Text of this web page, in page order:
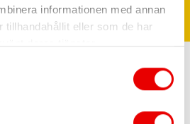
informationen med annan
tillhandahållit eller som de har
deras tjänster.